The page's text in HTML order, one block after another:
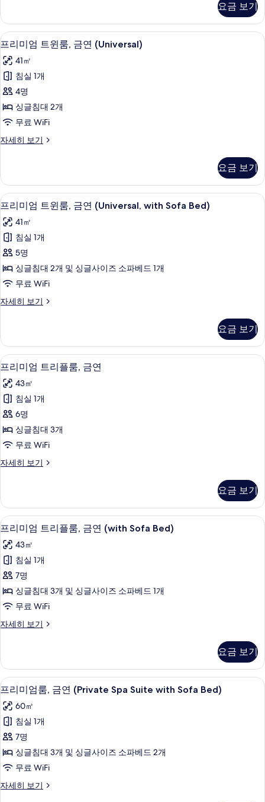
금
연
(with
Sofa
Bed)
사
진
모
두
보
티
브
트
룸,
금
(with
Sofa
Bed)
자
세
요금 보기
프
리
미
엄
트
윈
룸,
금
(Universal)
사
진
모
두
보
기
8
프리미엄 트윈룸, 금연 (Universal)
41㎡
침실 1개
4명
싱글침대 2개
무료 WiFi
자세히 보기
프
트
윈
룸,
연
(Universal)
세
히
보
기
요금 보기
프
리
미
엄
트
윈
룸,
금
(Universal,
with
Sofa
Bed)
사
진
모
두
기
8
프리미엄 트윈룸, 금연 (Universal, with Sofa Bed)
41㎡
침실 1개
5명
싱글침대 2개 및 싱글사이즈 소파베드 1개
무료 WiFi
자세히 보기
프
트
윈
룸,
연
(Universal,
Sofa
Bed)
자
세
히
요금 보기
프
리
미
엄
트
리
플
룸,
연
사
진
모
두
보
기
오리/거위털 이불, 객실 내 금고, 책상,
8
프리미엄 트리플룸, 금연
43㎡
침실 1개
6명
싱글침대 3개
무료 WiFi
자세히 보기
프
트
리
플
금
연
세
히
보
기
요금 보기
프
리
미
엄
트
리
플
룸,
연
(with
Sofa
Bed)
사
진
모
두
보
기
오리/거위털 이불, 객실 내 금고, 책상,
8
프리미엄 트리플룸, 금연 (with Sofa Bed)
43㎡
침실 1개
7명
싱글침대 3개 및 싱글사이즈 소파베드 1개
무료 WiFi
자세히 보기
프
트
리
플
금
연
Sofa
Bed)
자
세
히
요금 보기
프
리
미
엄
룸,
금
연
(Private
오리/거위털 이불, 객실 내 금고, 책상,
12
프리미엄룸, 금연 (Private Spa Suite with Sofa Bed)
60㎡
침실 1개
7명
싱글침대 3개 및 싱글사이즈 소파베드 2개
무료 WiFi
자세히 보기
프